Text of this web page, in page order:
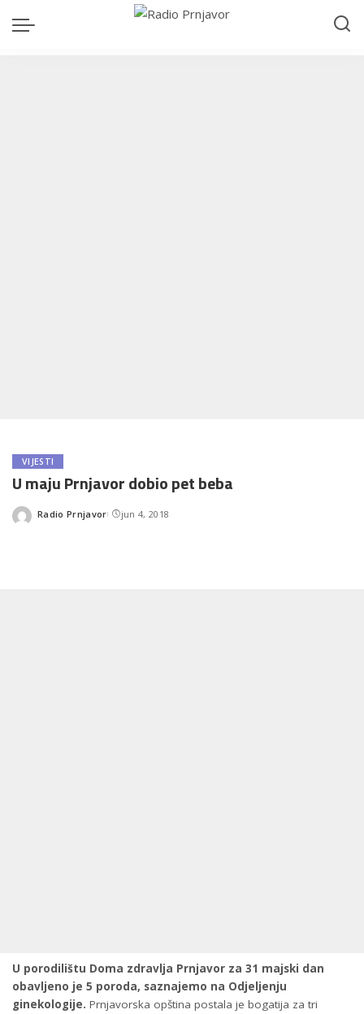
VIJESTI
U maju Prnjavor dobio pet beba
Posted
Radio Prnjavor jun 4, 2018
U porodilištu Doma zdravlja Prnjavor za 31 majski dan
obavljeno je 5 poroda, saznajemo na Odjeljenju
ginekologije. Prnjavorska opština postala je bogatija za tri